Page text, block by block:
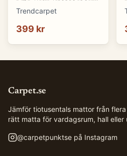
(svart) (Storlek: Ø 80
Trendcarpet
399 kr
Carpet.se
Jämför tiotusentals mattor från
rätt matta för vardagsrum, hall eller
@carpetpunktse på Instagram